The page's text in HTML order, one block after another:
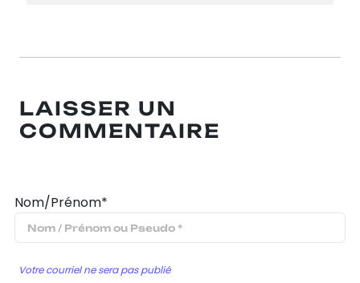
LAISSER UN
COMMENTAIRE
Nom/Prénom*
Votre courriel ne sera pas publié